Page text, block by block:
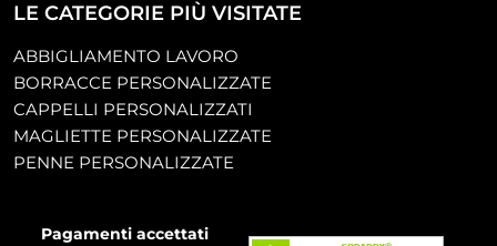
LE CATEGORIE PIÙ VISITATE
ABBIGLIAMENTO LAVORO
BORRACCE PERSONALIZZATE
CAPPELLI PERSONALIZZATI
MAGLIETTE PERSONALIZZATE
PENNE PERSONALIZZATE
Pagamenti accettati